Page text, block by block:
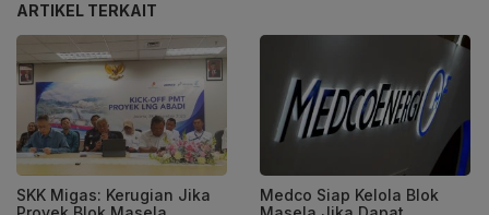
ARTIKEL TERKAIT
SKK Migas: Kerugian Jika
Medco Siap Kelola Blok